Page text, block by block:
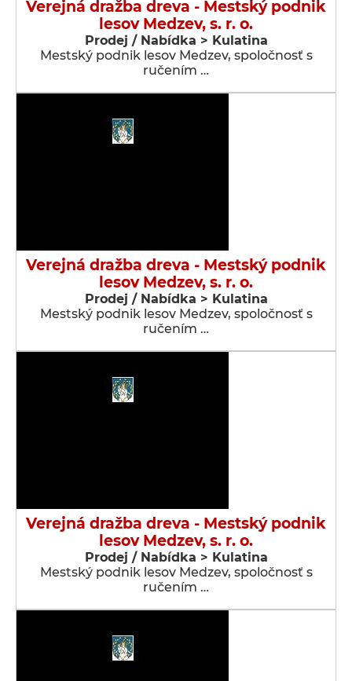
Verejná dražba dreva - Mestský podnik
lesov Medzev, s. r. o.
Prodej / Nabídka > Kulatina
Mestský podnik lesov Medzev, spoločnosť s
ručením …
Verejná dražba dreva - Mestský podnik
lesov Medzev, s. r. o.
Prodej / Nabídka > Kulatina
Mestský podnik lesov Medzev, spoločnosť s
ručením …
Verejná dražba dreva - Mestský podnik
lesov Medzev, s. r. o.
Prodej / Nabídka > Kulatina
Mestský podnik lesov Medzev, spoločnosť s
ručením …